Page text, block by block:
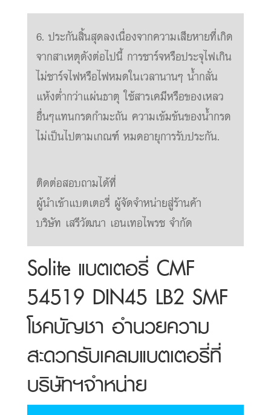
6. ประกันสิ้นสุดลงเนื่องจากความเสียหายที่เกิด
จากสาเหตุดังต่อไปนี้ การชาร์จหรือประจุไฟเกิน
ไม่ชาร์จไฟหรือไฟหมดในเวลานานๆ น้ำกลั่น
แห้งต่ำกว่าแผ่นธาตุ ใช้สารเคมีหรือของเหลว
อื่นๆแทนกรดกำมะถัน ความเข้มข้นของน้ำกรด
ไม่เป็นไปตามเกณฑ์ หมดอายุการรับประกัน.
ติดต่อสอบถามได้ที่
ผู้นำเข้าแบตเตอรี่ ผู้จัดจำหน่ายสู่ร้านค้า
บริษัท เสรีวัฒนา เอนเทอไพรช จำกัด
Solite แบตเตอรี่ CMF
54519 DIN45 LB2 SMF
โชคบัญชา อำนวยความ
สะดวกรับเคลมแบตเตอรี่ที่
บริษัทฯจำหน่าย